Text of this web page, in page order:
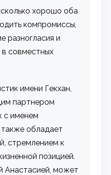
хорошо оба
компромиссы,
разногласия и
в совместных
имени Гекхан,
партнером
с именем
обладает
стремлением к
позицией.
Анастасией, может